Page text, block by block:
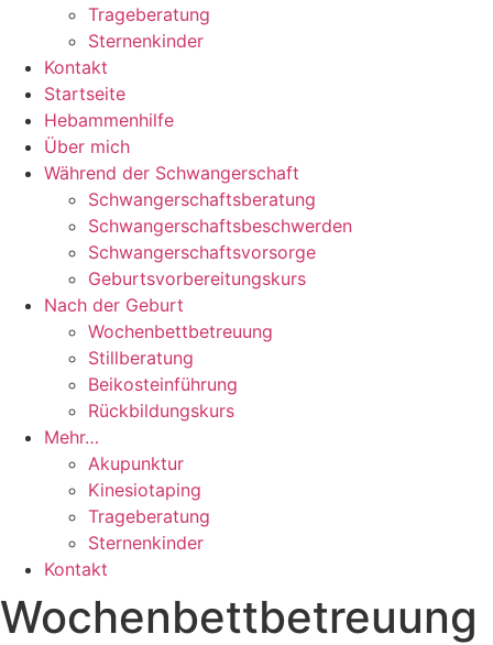
Trageberatung
Sternenkinder
Kontakt
Startseite
Hebammenhilfe
Über mich
Während der Schwangerschaft
Schwangerschaftsberatung
Schwangerschaftsbeschwerden
Schwangerschaftsvorsorge
Geburtsvorbereitungskurs
Nach der Geburt
Wochenbettbetreuung
Stillberatung
Beikosteinführung
Rückbildungskurs
Mehr…
Akupunktur
Kinesiotaping
Trageberatung
Sternenkinder
Kontakt
Wochenbettbetreuung